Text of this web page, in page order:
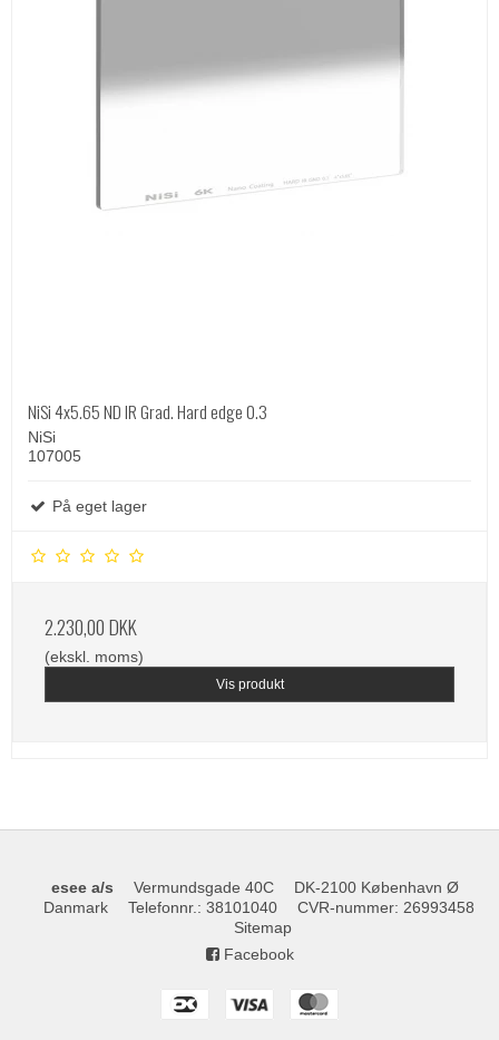
NiSi 4x5.65 ND IR Grad. Hard edge 0.3
NiSi
107005
På eget lager
2.230,00 DKK
(ekskl. moms)
Vis produkt
esee a/s Vermundsgade 40C
DK-2100 København Ø
Danmark
Telefonnr. : 38101040 CVR-nummer: 26993458
Sitemap
Facebook